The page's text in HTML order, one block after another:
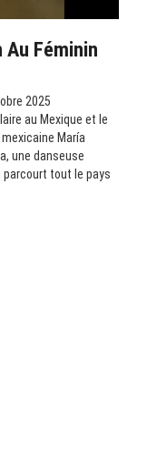
Au Féminin
2025
au Mexique et le
María
une danseuse
tout le pays